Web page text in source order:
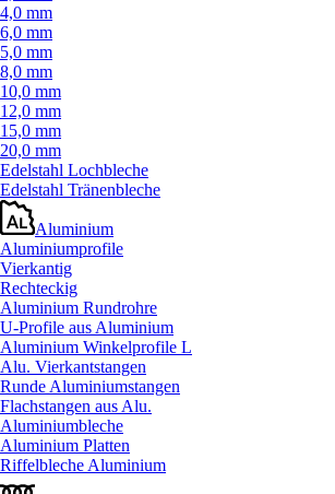
4,0 mm
6,0 mm
5,0 mm
8,0 mm
10,0 mm
12,0 mm
15,0 mm
20,0 mm
Edelstahl Lochbleche
Edelstahl Tränenbleche
Aluminium
Aluminiumprofile
Vierkantig
Rechteckig
Aluminium Rundrohre
U-Profile aus Aluminium
Aluminium Winkelprofile L
Alu. Vierkantstangen
Runde Aluminiumstangen
Flachstangen aus Alu.
Aluminiumbleche
Aluminium Platten
Riffelbleche Aluminium